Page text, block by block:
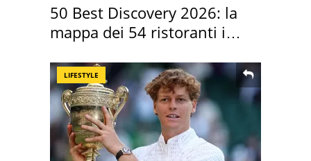
50 Best Discovery 2026: la
mappa dei 54 ristoranti in
LIFESTYLE